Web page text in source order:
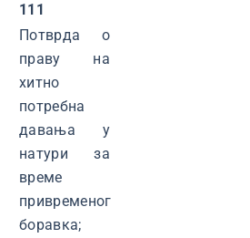
111
Потврда о
праву на
хитно
потребна
давања у
натури за
време
привременог
боравка;